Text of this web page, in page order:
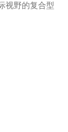
视野的复合型